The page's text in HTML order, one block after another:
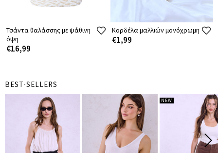
Τσάντα θαλάσσης με ψάθινη
όψη
€16,99
Κορδέλα μαλλιών μονόχρωμη
€1,99
BEST-SELLERS
NEW